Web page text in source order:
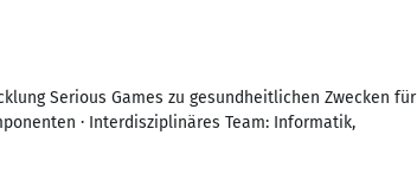
Serious Games zu gesundheitlichen Zwecken für
· Interdisziplinäres Team: Informatik,